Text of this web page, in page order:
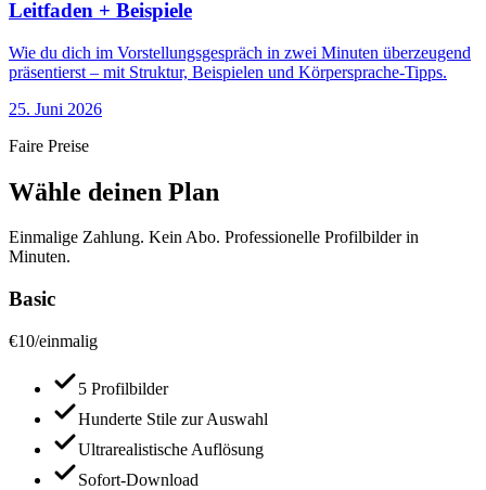
Leitfaden + Beispiele
Wie du dich im Vorstellungsgespräch in zwei Minuten überzeugend
präsentierst – mit Struktur, Beispielen und Körpersprache-Tipps.
25. Juni 2026
Faire Preise
Wähle deinen Plan
Einmalige Zahlung. Kein Abo. Professionelle Profilbilder in
Minuten.
Basic
€10/einmalig
5 Profilbilder
Hunderte Stile zur Auswahl
Ultrarealistische Auflösung
Sofort-Download